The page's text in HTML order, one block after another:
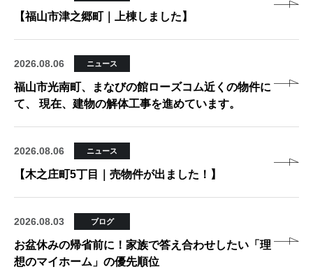
【福山市津之郷町｜上棟しました】
2026.08.06 ニュース
福山市光南町、まなびの館ローズコム近くの物件に
て、 現在、建物の解体工事を進めています。
2026.08.06 ニュース
【木之庄町5丁目｜売物件が出ました！】
2026.08.03 ブログ
お盆休みの帰省前に！家族で答え合わせしたい「理
想のマイホーム」の優先順位